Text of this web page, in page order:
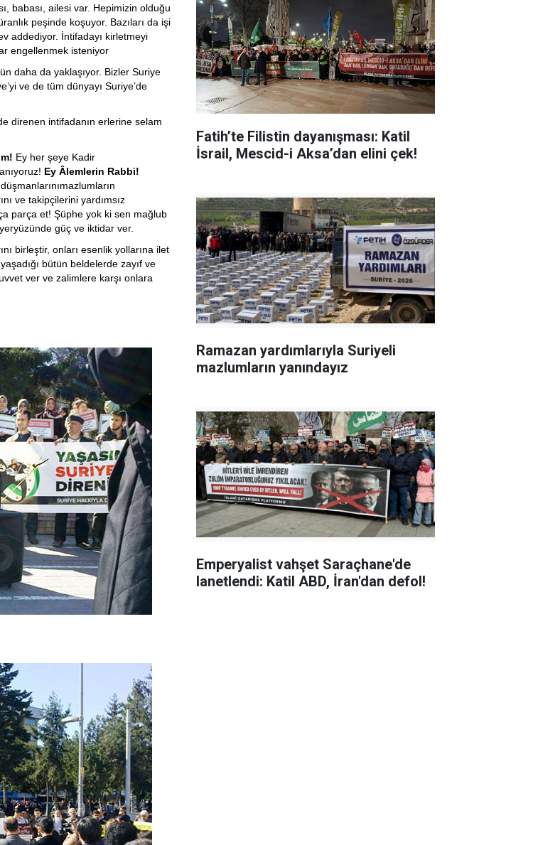
babası, ailesi var. Hepimizin olduğu
peşinde koşuyor. Bazıları da işi
addediyor. İntifadayı kirletmeyi
engellenmek isteniyor
daha da yaklaşıyor. Bizler Suriye
ve de tüm dünyayı Suriye’de
direnen intifadanın erlerine selam
Ey her şeye Kadir
Ey Âlemlerin Rabbi!
mazlumların
ve takipçilerini yardımsız
parça et! Şüphe yok ki sen mağlub
güç ve iktidar ver.
birleştir, onları esenlik yollarına ilet
bütün beldelerde zayıf ve
ver ve zalimlere karşı onlara
Fatih’te Filistin dayanışması: Katil
İsrail, Mescid-i Aksa’dan elini çek!
Ramazan yardımlarıyla Suriyeli
mazlumların yanındayız
Emperyalist vahşet Saraçhane'de
lanetlendi: Katil ABD, İran'dan defol!